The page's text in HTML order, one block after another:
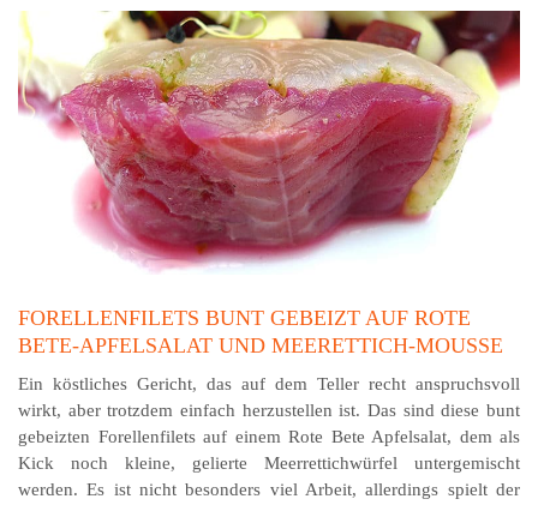
FORELLENFILETS BUNT GEBEIZT AUF ROTE
BETE-APFELSALAT UND MEERETTICH-MOUSSE
Ein köstliches Gericht, das auf dem Teller recht anspruchsvoll
wirkt, aber trotzdem einfach herzustellen ist. Das sind diese bunt
gebeizten Forellenfilets auf einem Rote Bete Apfelsalat, dem als
Kick noch kleine, gelierte Meerrettichwürfel untergemischt
werden. Es ist nicht besonders viel Arbeit, allerdings spielt der